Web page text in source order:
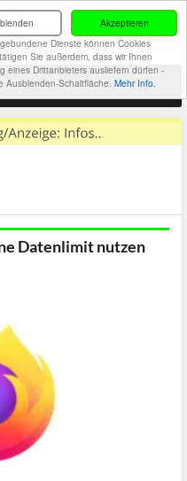
Akzeptieren
Dienste können Cookies
Sie außerdem, dass wir Ihnen
eines Drittanbieters ausliefern dürfen -
Ausblenden-Schaltfläche. Mehr Info.
Datenlimit nutzen